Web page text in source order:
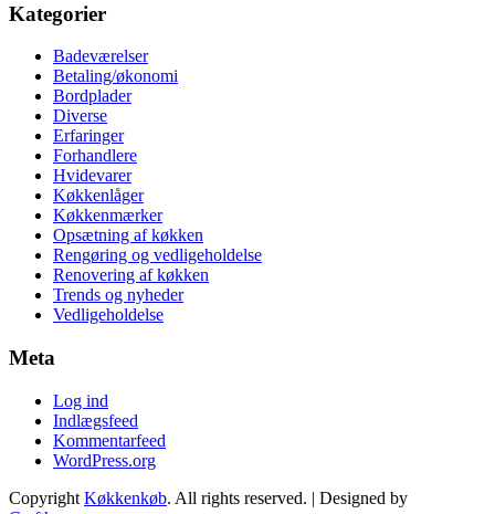
Kategorier
Badeværelser
Betaling/økonomi
Bordplader
Diverse
Erfaringer
Forhandlere
Hvidevarer
Køkkenlåger
Køkkenmærker
Opsætning af køkken
Rengøring og vedligeholdelse
Renovering af køkken
Trends og nyheder
Vedligeholdelse
Meta
Log ind
Indlægsfeed
Kommentarfeed
WordPress.org
Copyright Køkkenkøb. All rights reserved. | Designed by